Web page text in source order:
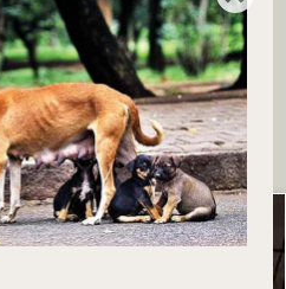
om ze eten te geven of
te steriliseren. Hij woont in
bijna niemand binnen.
waardoor ze de katten